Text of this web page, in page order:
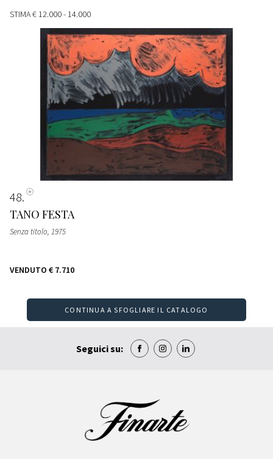
STIMA€ 12.000 - 14.000
48
TANO FESTA
Senza titolo, 1975
VENDUTO € 7.710
CONTINUA A SFOGLIARE IL CATALOGO
Seguici su: